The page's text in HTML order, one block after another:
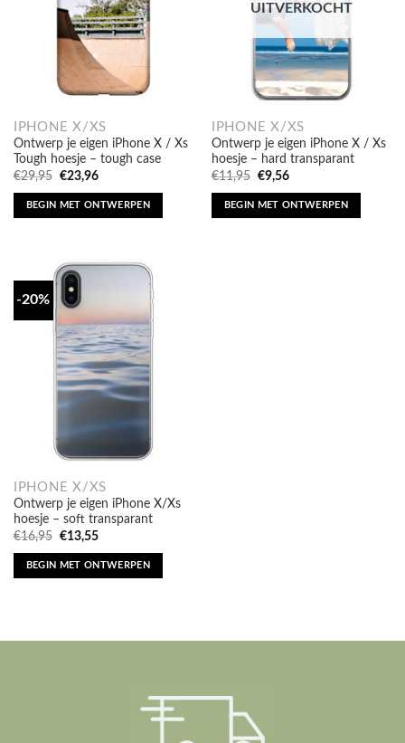
IPHONE X/XS
Ontwerp je eigen iPhone X / Xs
Tough hoesje – tough case
€29,95 Oorspronkelijke
was:
€29,95.
€23,96Huidige
is:
€23,96.
BEGIN MET ONTWERPEN
UITVERKOCHT
IPHONE X/XS
Ontwerp je eigen iPhone X / Xs
hoesje – hard transparant
€11,95 Oorspronkelijke
was:
€11,95.
€9,56Huidige
is:
€9,56.
BEGIN MET ONTWERPEN
-20%
IPHONE X/XS
Ontwerp je eigen iPhone X/Xs
hoesje – soft transparant
€16,95 Oorspronkelijke
was:
€16,95.
€13,55Huidige
is:
€13,55.
BEGIN MET ONTWERPEN